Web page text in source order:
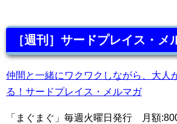
［週刊］サードプレイス・メ
仲間と一緒にワクワクしながら、大人
る！サードプレイス・メルマガ
「まぐまぐ」毎週火曜日発行 月額